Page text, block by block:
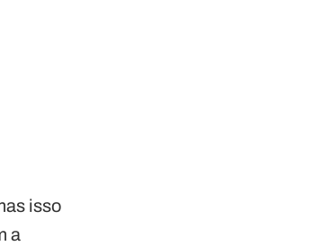
isso
a